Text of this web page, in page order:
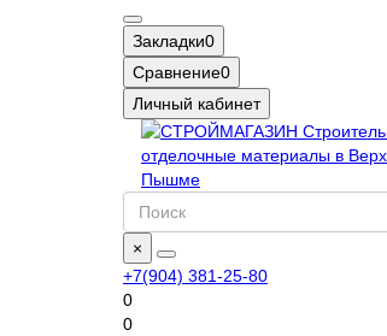
Закладки0
Сравнение0
Личный кабинет
×
+7(904) 381-25-80
0
0